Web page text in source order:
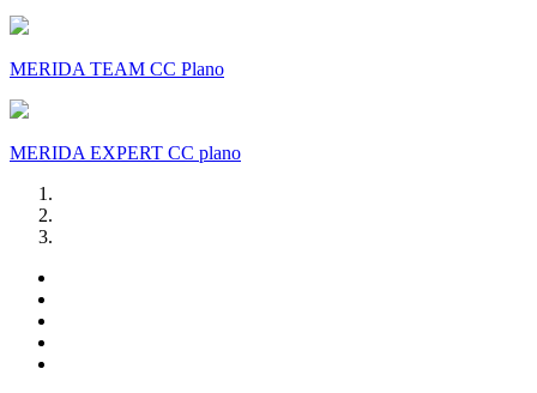
MERIDA TEAM CC Plano
MERIDA EXPERT CC plano